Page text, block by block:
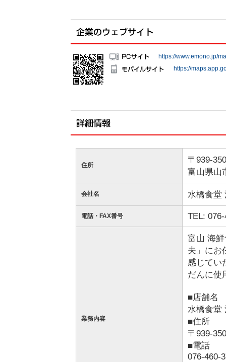
https://www.emono.jp/
https://
住所
〒939-
富山県山
会社名 水橋食堂
電話・FAX番号 TEL:
業務内容
富山 海
夫」にお
感じてい
だんに使
■店舗名
水橋食堂
■住所
〒939-
■電話
076-460-